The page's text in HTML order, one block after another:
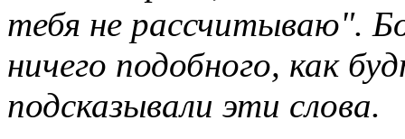
тебя не рассчитываю".
ничего подобного, как
подсказывали эти слова.